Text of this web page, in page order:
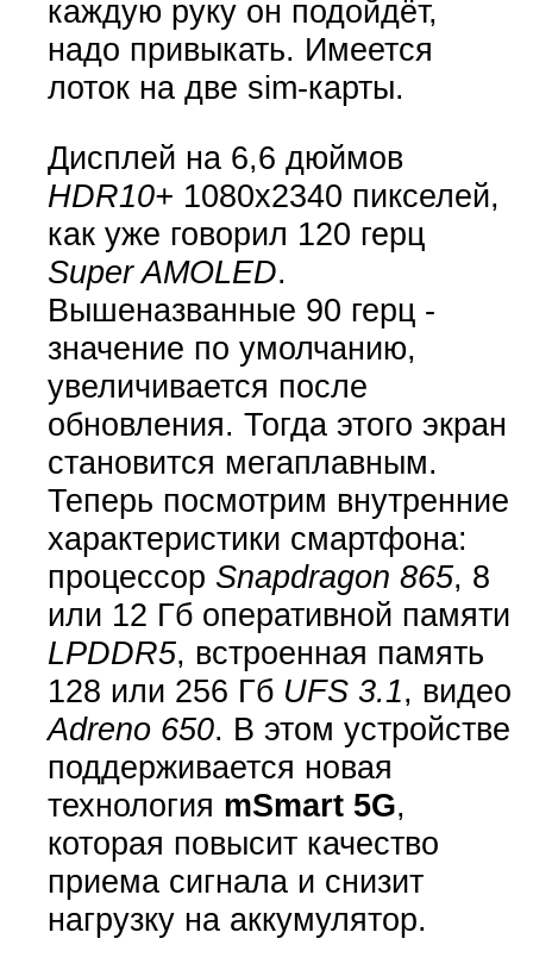
каждую руку он подойдёт,
надо привыкать. Имеется
лоток на две sim-карты.
Дисплей на 6,6 дюймов
HDR10+ 1080х2340 пикселей,
как уже говорил 120 герц
Super AMOLED.
Вышеназванные 90 герц -
значение по умолчанию,
увеличивается после
обновления. Тогда этого экран
становится мегаплавным.
Теперь посмотрим внутренние
характеристики смартфона:
процессор Snapdragon 865, 8
или 12 Гб оперативной памяти
LPDDR5, встроенная память
128 или 256 Гб UFS 3.1, видео
Adreno 650. В этом устройстве
поддерживается новая
технология mSmart 5G,
которая повысит качество
приема сигнала и снизит
нагрузку на аккумулятор.